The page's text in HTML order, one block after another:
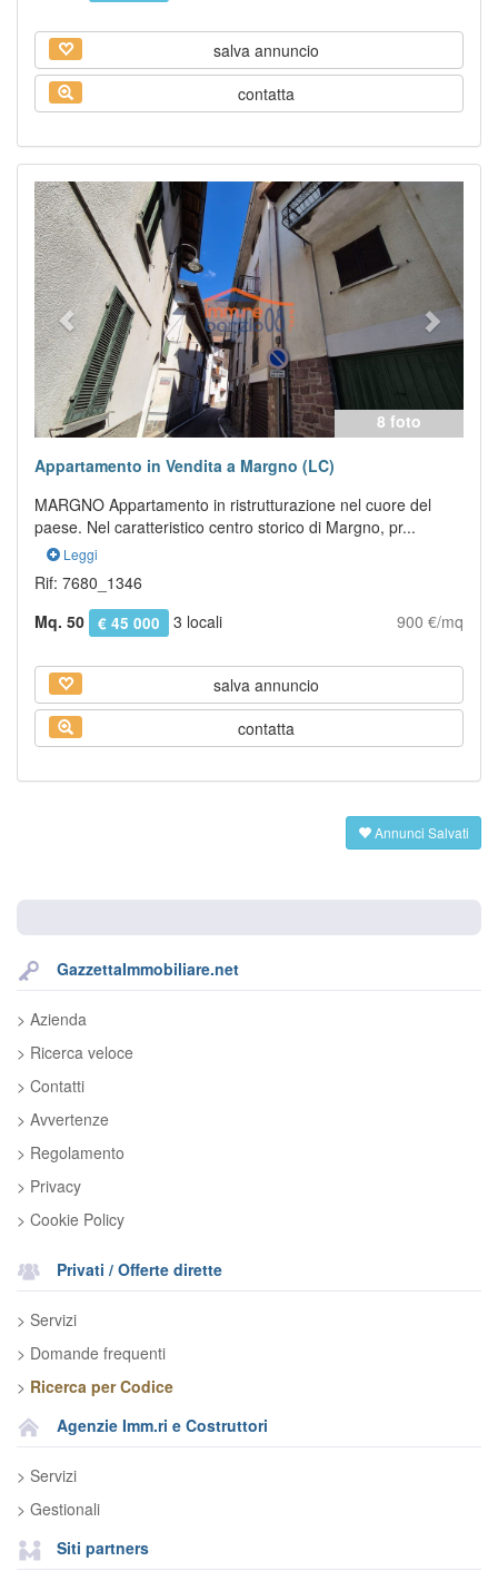
salva annuncio
contatta
8 foto
Previous
Appartamento in Vendita a Margno (LC)
MARGNO Appartamento in ristrutturazione nel cuore del
paese. Nel caratteristico centro storico di Margno, pr...
Leggi
Rif: 7680_1346
Mq. 50
€ 45 000 3 locali 900 €/mq
salva annuncio
contatta
Annunci Salvati
GazzettaImmobiliare.net
> Azienda
> Ricerca veloce
> Contatti
> Avvertenze
> Regolamento
> Privacy
> Cookie Policy
Privati / Offerte dirette
> Servizi
> Domande frequenti
> Ricerca per Codice
Agenzie Imm.ri e Costruttori
> Servizi
> Gestionali
Siti partners